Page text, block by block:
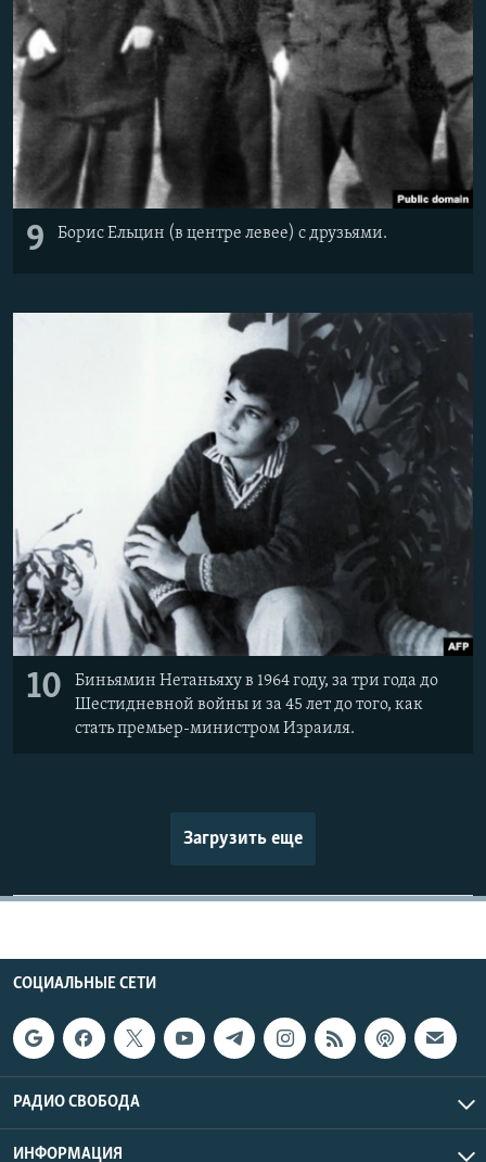
9 Борис Ельцин (в центре левее) с друзьями.
10
Биньямин Нетаньяху в 1964 году, за три года до
Шестидневной войны и за 45 лет до того, как
стать премьер-министром Израиля.
Загрузить еще
СОЦИАЛЬНЫЕ СЕТИ
РАДИО СВОБОДА
ИНФОРМАЦИЯ